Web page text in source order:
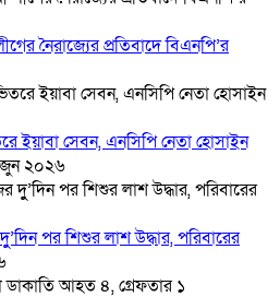
নৈরাজ্যের প্রতিবাদে বিএনপি’র
ইয়াবা সেবন, এনসিপি নেতা হোসাইন
২০২৬
পর শিশুর লাশ উদ্ধার, পরিবারের